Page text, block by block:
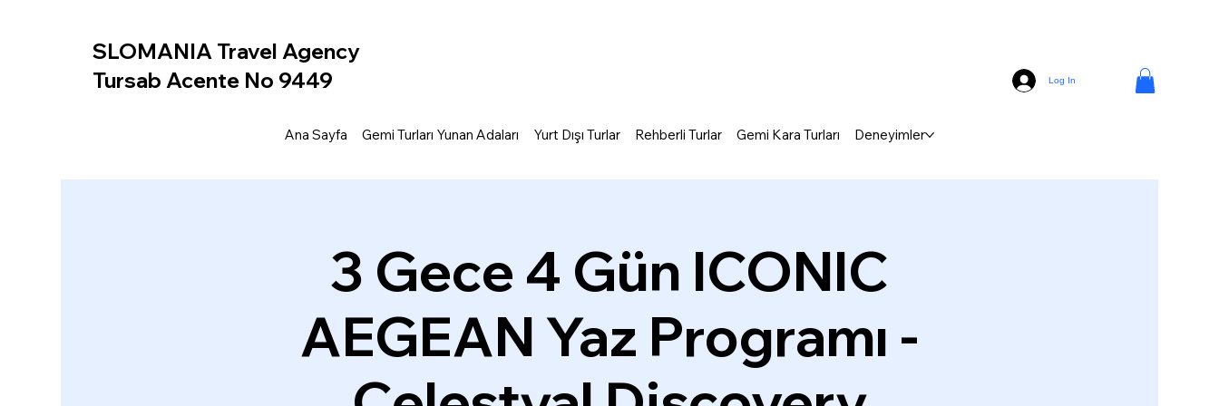
SLOMANIA Travel Agency
Tursab Acente No 9449
Ana Sayfa Gemi Turları Yunan Adaları Yurt Dışı Turlar Rehberli Turlar Gemi Kara Turları Deneyimler
Log In
3 Gece 4 Gün ICONIC
AEGEAN Yaz Programı -